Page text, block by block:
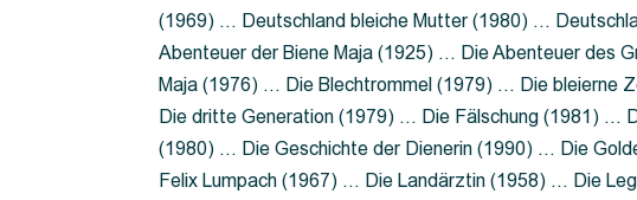
(1969) … Deutschland bleiche Mutter (1980) …
Abenteuer der Biene Maja (1925) … Die Abenteuer des
Maja (1976) … Die Blechtrommel (1979) … Die bleierne
Die dritte Generation (1979) … Die Fälschung (1981) …
(1980) … Die Geschichte der Dienerin (1990) … Die
Felix Lumpach (1967) … Die Landärztin (1958) … Die